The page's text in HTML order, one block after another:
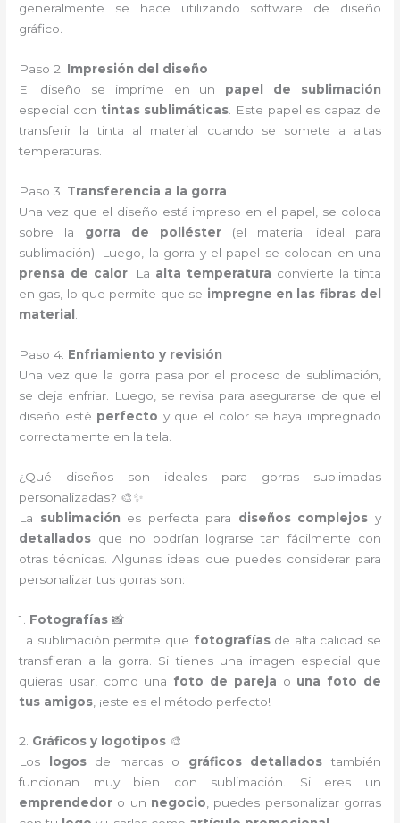
generalmente se hace utilizando software de diseño
gráfico.
Paso 2: Impresión del diseño
El diseño se imprime en un papel de sublimación
especial con tintas sublimáticas . Este papel es capaz de
transferir la tinta al material cuando se somete a altas
temperaturas.
Paso 3: Transferencia a la gorra
Una vez que el diseño está impreso en el papel, se coloca
sobre la gorra de poliéster (el material ideal para
sublimación). Luego, la gorra y el papel se colocan en una
prensa de calor . La alta temperatura convierte la tinta
en gas, lo que permite que se impregne en las fibras del
material
Paso 4: Enfriamiento y revisión
Una vez que la gorra pasa por el proceso de sublimación,
se deja enfriar. Luego, se revisa para asegurarse de que el
diseño esté perfecto y que el color se haya impregnado
correctamente en la tela.
¿Qué diseños son ideales para gorras sublimadas
personalizadas? 🎨✨
La sublimación es perfecta para diseños complejos y
detallados que no podrían lograrse tan fácilmente con
otras técnicas. Algunas ideas que puedes considerar para
personalizar tus gorras son:
1. Fotografías 📸
La sublimación permite que fotografíasde alta calidad se
transfieran a la gorra. Si tienes una imagen especial que
quieras usar, como una foto de pareja o una foto de
tus amigos , ¡este es el método perfecto!
2. Gráficos y logotipos 🎨
Los
logosde marcas o gráficos detallados también
funcionan muy bien con sublimación. Si eres un
emprendedor o un negocio, puedes personalizar gorras